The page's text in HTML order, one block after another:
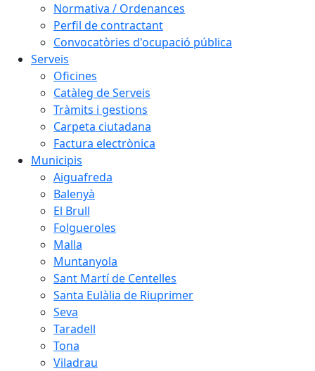
Normativa / Ordenances
Perfil de contractant
Convocatòries d'ocupació pública
Serveis
Oficines
Catàleg de Serveis
Tràmits i gestions
Carpeta ciutadana
Factura electrònica
Municipis
Aiguafreda
Balenyà
El Brull
Folgueroles
Malla
Muntanyola
Sant Martí de Centelles
Santa Eulàlia de Riuprimer
Seva
Taradell
Tona
Viladrau